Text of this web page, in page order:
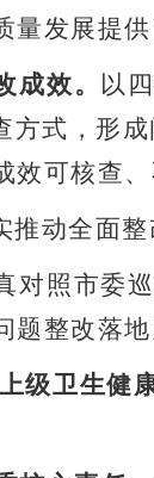
发展提供
成效。
以
方式，形
可核查、
动全面
对照市委
整改落地
级卫生健